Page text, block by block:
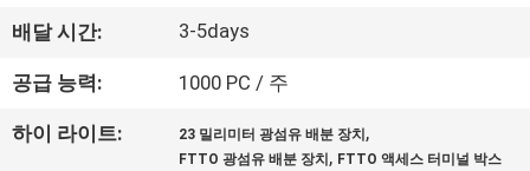
여
공
배달 시간: 3-5days
공급 능력: 1000 PC / 주
하이 라이트: 23 밀리미터 광섬유 배분 장치 ,
FTTO 광섬유 배분 장치 , FTTO 액세스 터미널 박스